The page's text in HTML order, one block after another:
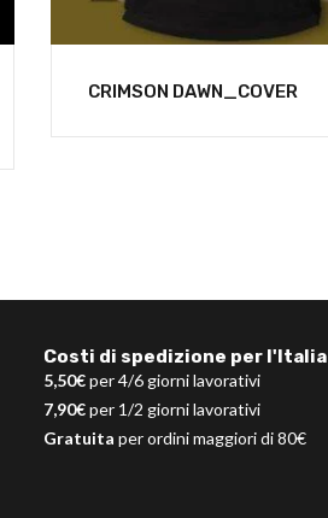
CRIMSON DAWN_COVER
Costi di spedizione per l'Italia
5,50€per 4/6 giorni lavorativi
7,90€per 1/2 giorni lavorativi
Gratuita per ordini maggiori di 80€